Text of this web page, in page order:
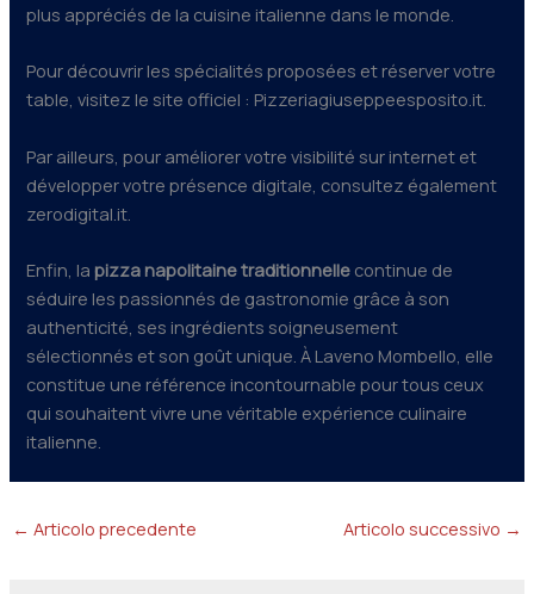
plus appréciés de la cuisine italienne dans le monde.
Pour découvrir les spécialités proposées et réserver votre
table, visitez le site officiel : Pizzeriagiuseppeesposito.it.
Par ailleurs, pour améliorer votre visibilité sur internet et
développer votre présence digitale, consultez également
zerodigital.it.
Enfin, lapizza napolitaine traditionnelle continue de
séduire les passionnés de gastronomie grâce à son
authenticité, ses ingrédients soigneusement
sélectionnés et son goût unique. À Laveno Mombello, elle
constitue une référence incontournable pour tous ceux
qui souhaitent vivre une véritable expérience culinaire
italienne.
← Articolo precedente Articolo successivo →